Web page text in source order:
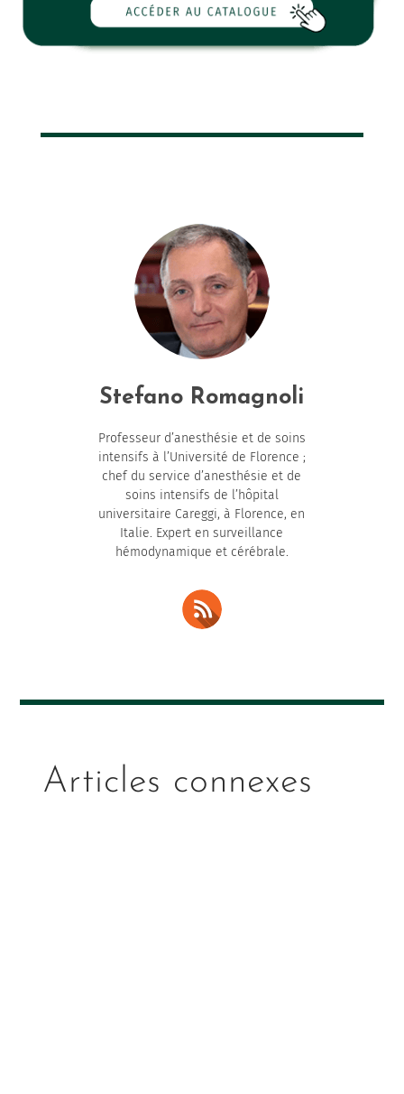
Stefano Romagnoli
Professeur d’anesthésie et de soins
intensifs à l’Université de Florence ;
chef du service d’anesthésie et de
soins intensifs de l’hôpital
universitaire Careggi, à Florence, en
Italie. Expert en surveillance
hémodynamique et cérébrale.
Articles connexes